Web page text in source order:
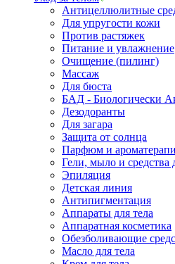
Антицеллюлитные
Для упругости кожи
Против растяжек
Питание и увлажнение
Очищение (пилинг)
Массаж
Для бюста
БАД - Биологически
Дезодоранты
Для загара
Защита от солнца
Парфюм и
Гели, мыло и средства
Эпиляция
Детская линия
Антипигментация
Аппараты для тела
Аппаратная косметика
Обезболивающие
Масло для тела